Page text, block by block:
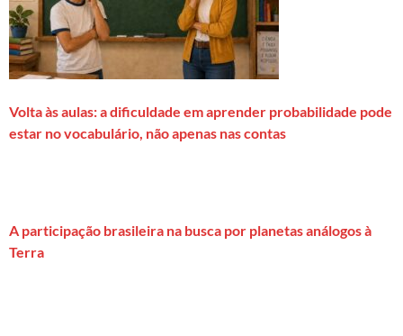
Volta às aulas: a dificuldade em aprender probabilidade pode
estar no vocabulário, não apenas nas contas
A participação brasileira na busca por planetas análogos à
Terra